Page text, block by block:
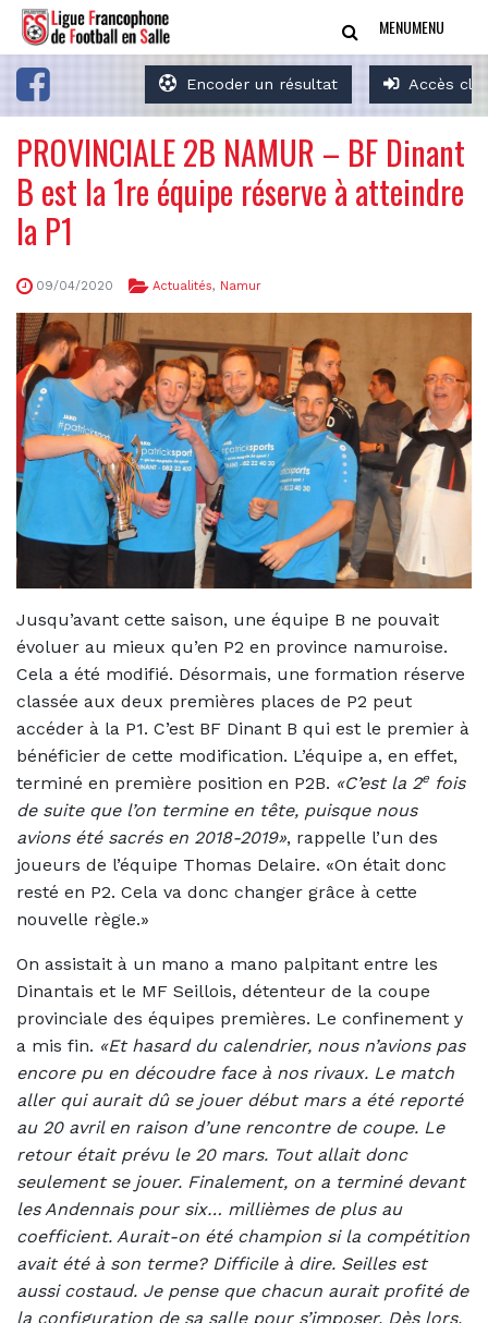
Encoder un résultat Accès
MENUMENU
PROVINCIALE 2B NAMUR – BF Dinant
B est la 1re équipe réserve à atteindre
la P1
09/04/2020 Actualités, Namur
Jusqu’avant cette saison, une équipe B ne pouvait
évoluer au mieux qu’en P2 en province namuroise.
Cela a été modifié. Désormais, une formation réserve
classée aux deux premières places de P2 peut
accéder à la P1. C’est BF Dinant B qui est le premier à
bénéficier de cette modification. L’équipe a, en effet,
terminé en première position en P2B. «C’est la 2efois
de suite que l’on termine en tête, puisque nous
avions été sacrés en 2018-2019», rappelle l’un des
joueurs de l’équipe Thomas Delaire. «On était donc
resté en P2. Cela va donc changer grâce à cette
nouvelle règle.»
On assistait à un mano a mano palpitant entre les
Dinantais et le MF Seillois, détenteur de la coupe
provinciale des équipes premières. Le confinement y
a mis fin. «Et hasard du calendrier, nous n’avions pas
encore pu en découdre face à nos rivaux. Le match
aller qui aurait dû se jouer début mars a été reporté
au 20 avril en raison d’une rencontre de coupe. Le
retour était prévu le 20 mars. Tout allait donc
seulement se jouer. Finalement, on a terminé devant
les Andennais pour six… millièmes de plus au
coefficient. Aurait-on été champion si la compétition
avait été à son terme? Difficile à dire. Seilles est
aussi costaud. Je pense que chacun aurait profité de
la configuration de sa salle pour s’imposer. Dès lors,